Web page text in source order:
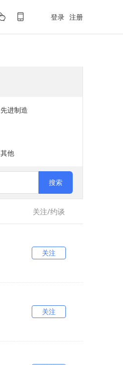
登录 注册
先进制造
其他
搜索
关注/约谈
关注
关注